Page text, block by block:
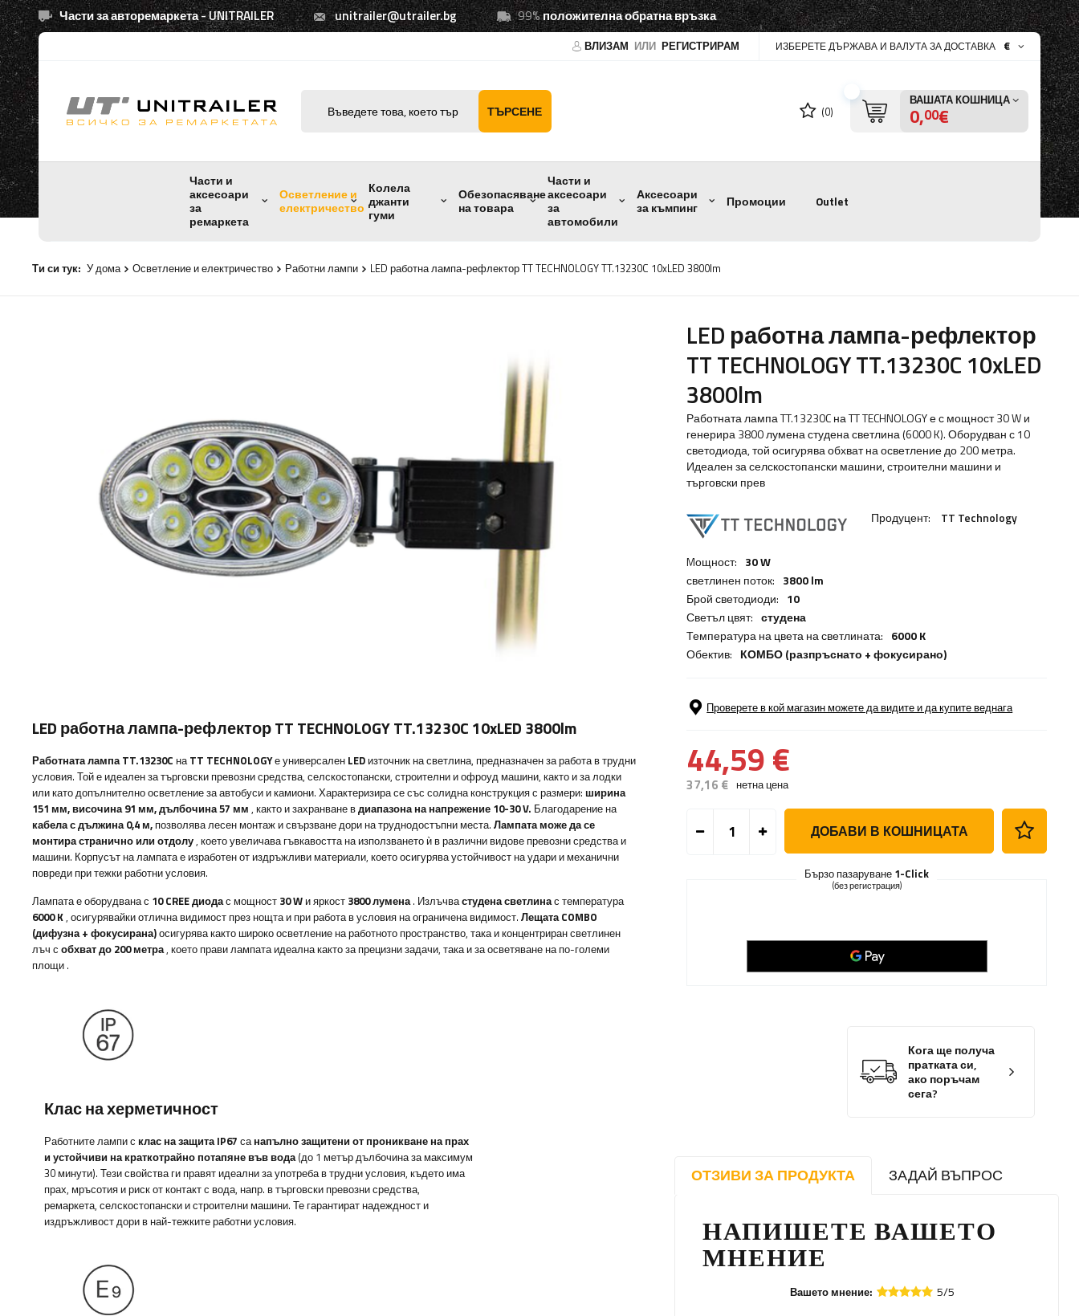
Части за авторемаркета - UNITRAILER unitrailer@utrailer.bg 99%положителна обратна връзка
ВЛИЗАМ ИЛИ РЕГИСТРИРАМ ИЗБЕРЕТЕ ДЪРЖАВА И ВАЛУТА ЗА ДОСТАВКА €
ТЪРСЕНЕ (0)
ВАШАТА КОШНИЦА
0,00€
Части и
аксесоари
за
ремаркета
Осветление и
електричество
Колела
джанти
гуми
Обезопасяване
на товара
Части и
аксесоари
за
автомобили
Аксесоари
за къмпинг
Промоции Outlet
Ти си тук: У дома Осветление и електричество Работни лампи LED работна лампа-рефлектор TT TECHNOLOGY TT.13230C 10xLED 3800lm
LED работна лампа-рефлектор
TT TECHNOLOGY TT.13230C 10xLED
3800lm
Работната лампа TT.13230C на TT TECHNOLOGY е с мощност 30 W и
генерира 3800 лумена студена светлина (6000 K). Оборудван с 10
светодиода, той осигурява обхват на осветление до 200 метра.
Идеален за селскостопански машини, строителни машини и
търговски прев
Продуцент: TT Technology
Mощност: 30 W
светлинен поток: 3800 lm
Брой светодиоди: 10
Светъл цвят: студена
Температура на цвета на светлината: 6000 K
Обектив: КОМБО (разпръснато + фокусирано)
Проверете в кой магазин можете да видите и да купите веднага
44,59 €
37,16 € нетна цена
ДОБАВИ В КОШНИЦАТА
Бързо пазаруване 1-Click
(без регистрация)
Кога ще получа
пратката си,
ако поръчам
сега?
ОТЗИВИ ЗА ПРОДУКТА ЗАДАЙ ВЪПРОС
НАПИШЕТЕ ВАШЕТО
МНЕНИЕ
Вашето мнение: 5/5
LED работна лампа-рефлектор TT TECHNOLOGY TT.13230C 10xLED 3800lm
Работната лампа TT.13230C наTT TECHNOLOGYе универсален LED източник на светлина, предназначен за работа в трудни
условия. Той е идеален за търговски превозни средства, селскостопански, строителни и офроуд машини, както и за лодки
или като допълнително осветление за автобуси и камиони. Характеризира се със солидна конструкция с размери: ширина
151 мм, височина 91 мм, дълбочина 57 мм , както и захранване вдиапазона на напрежение 10-30 V. Благодарение на
кабела с дължина 0,4 м, позволява лесен монтаж и свързване дори на труднодостъпни места. Лампата може да се
монтира странично или отдолу, което увеличава гъвкавостта на използването ѝ в различни видове превозни средства и
машини. Корпусът на лампата е изработен от издръжливи материали, което осигурява устойчивост на удари и механични
повреди при тежки работни условия.
Лампата е оборудвана с 10 CREE диодас мощност 30 W и яркост 3800 лумена. Излъчвастудена светлинас температура
6000 K, осигурявайки отлична видимост през нощта и при работа в условия на ограничена видимост. Лещата COMBO
(дифузна + фокусирана)осигурява както широко осветление на работното пространство, така и концентриран светлинен
лъч с обхват до 200 метра, което прави лампата идеална както за прецизни задачи, така и за осветяване на по-големи
площи .
Клас на херметичност
Работните лампи с клас на защита IP67 санапълно защитени от проникване на прах
и устойчиви на краткотрайно потапяне във вода(до 1 метър дълбочина за максимум
30 минути). Тези свойства ги правят идеални за употреба в трудни условия, където има
прах, мръсотия и риск от контакт с вода, напр. в търговски превозни средства,
ремаркета, селскостопански и строителни машини. Те гарантират надеждност и
издръжливост дори в най-тежките работни условия.